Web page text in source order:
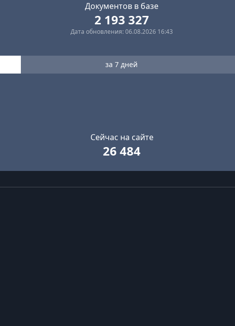
Документов в базе
2 193 327
Дата обновления: 06.08.2026 16:43
за 7 дней
Сейчас на сайте
26 484